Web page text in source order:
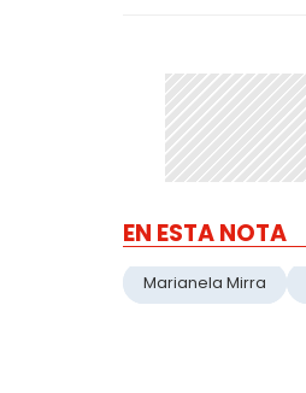
EN ESTA NOTA
Marianela Mirra